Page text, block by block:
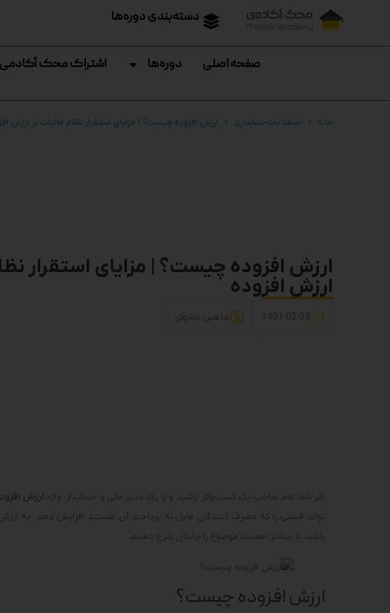
دسته‌بندی دوره‌ها
صفحه اصلی دوره‌ها اشتراک محک آکادمی
خانه اصطلاحات حسابداری ارزش افزوده چیست؟ | مزایای استقرار نظام مالیات بر ارزش
ارزش افزوده چیست؟ | مزایای استقرار
ارزش افزوده
1401-02-05 شاهین باشوکی
اگر شما هم صاحب یک کسب‌وکار باشید و یا یک مدیر مالی و حسابدار، واژه ارزش
تواند قیمتی را که مصرف کنندگان مایل به پرداخت آن هستند افزایش دهد. به
باشید تا بیشتر اهمیت موضوع را برایتان شرح دهیم.
ارزش افزوده چیست؟